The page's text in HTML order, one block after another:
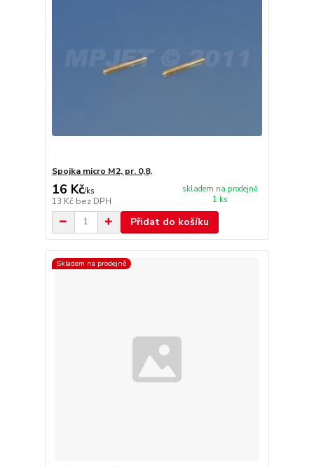
Spojka micro M2, pr. 0,8,
16 Kč/ks
13 Kč bez DPH
skladem na prodejně
1 ks
Přidat do košíku
Skladem na prodejně